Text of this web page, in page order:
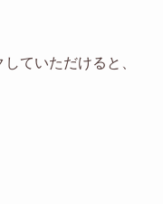
ていただけると、